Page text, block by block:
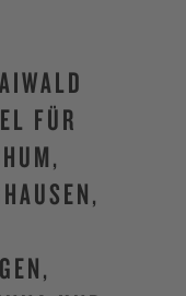
FÜR